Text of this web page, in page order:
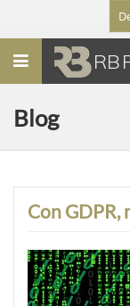
Menú RB
Blog
Con GDPR,